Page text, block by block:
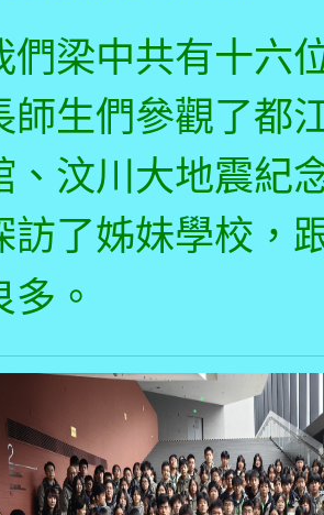
梁中共有十六
師生們參觀了都
、汶川大地震紀
訪了姊妹學校，
多。